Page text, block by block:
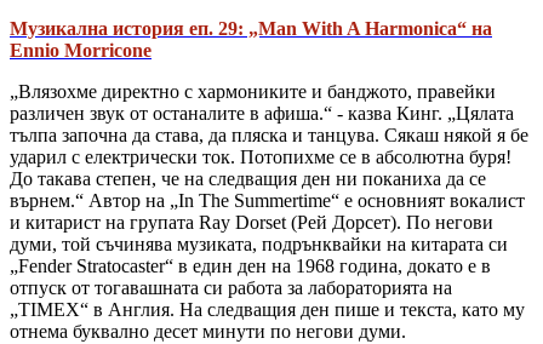
Музикална история еп. 29: „Man With A Harmonica“ на
Ennio Morricone
„Влязохме директно с хармониките и банджото, правейки
различен звук от останалите в афиша.“ - казва Кинг. „Цялата
тълпа започна да става, да пляска и танцува. Сякаш някой я бе
ударил с електрически ток. Потопихме се в абсолютна буря!
До такава степен, че на следващия ден ни поканиха да се
върнем.“ Автор на „In The Summertime“ е основният вокалист
и китарист на групата Ray Dorset (Рей Дорсет). По негови
думи, той съчинява музиката, подрънквайки на китарата си
„Fender Stratocaster“ в един ден на 1968 година, докато е в
отпуск от тогавашната си работа за лабораторията на
„TIMEX“ в Англия. На следващия ден пише и текста, като му
отнема буквално десет минути по негови думи.